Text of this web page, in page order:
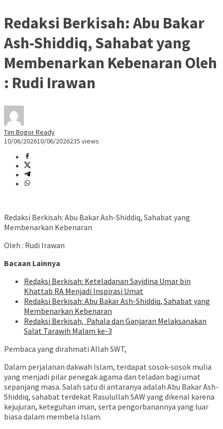
Redaksi Berkisah: Abu Bakar
Ash-Shiddiq, Sahabat yang
Membenarkan Kebenaran Oleh
: Rudi Irawan
Tim Bogor Ready
10/06/202610/06/2026235 views
Redaksi Berkisah: Abu Bakar Ash-Shiddiq, Sahabat yang
Membenarkan Kebenaran
Oleh : Rudi Irawan
Bacaan Lainnya
Redaksi Berkisah: Keteladanan Sayidina Umar bin
Khattab RA Menjadi Inspirasi Umat
Redaksi Berkisah: Abu Bakar Ash-Shiddiq, Sahabat yang
Membenarkan Kebenaran
Redaksi Berkisah, Pahala dan Ganjaran Melaksanakan
Salat Tarawih Malam ke-3
Pembaca yang dirahmati Allah SWT,
Dalam perjalanan dakwah Islam, terdapat sosok-sosok mulia
yang menjadi pilar penegak agama dan teladan bagi umat
sepanjang masa. Salah satu di antaranya adalah Abu Bakar Ash-
Shiddiq, sahabat terdekat Rasulullah SAW yang dikenal karena
kejujuran, keteguhan iman, serta pengorbanannya yang luar
biasa dalam membela Islam.